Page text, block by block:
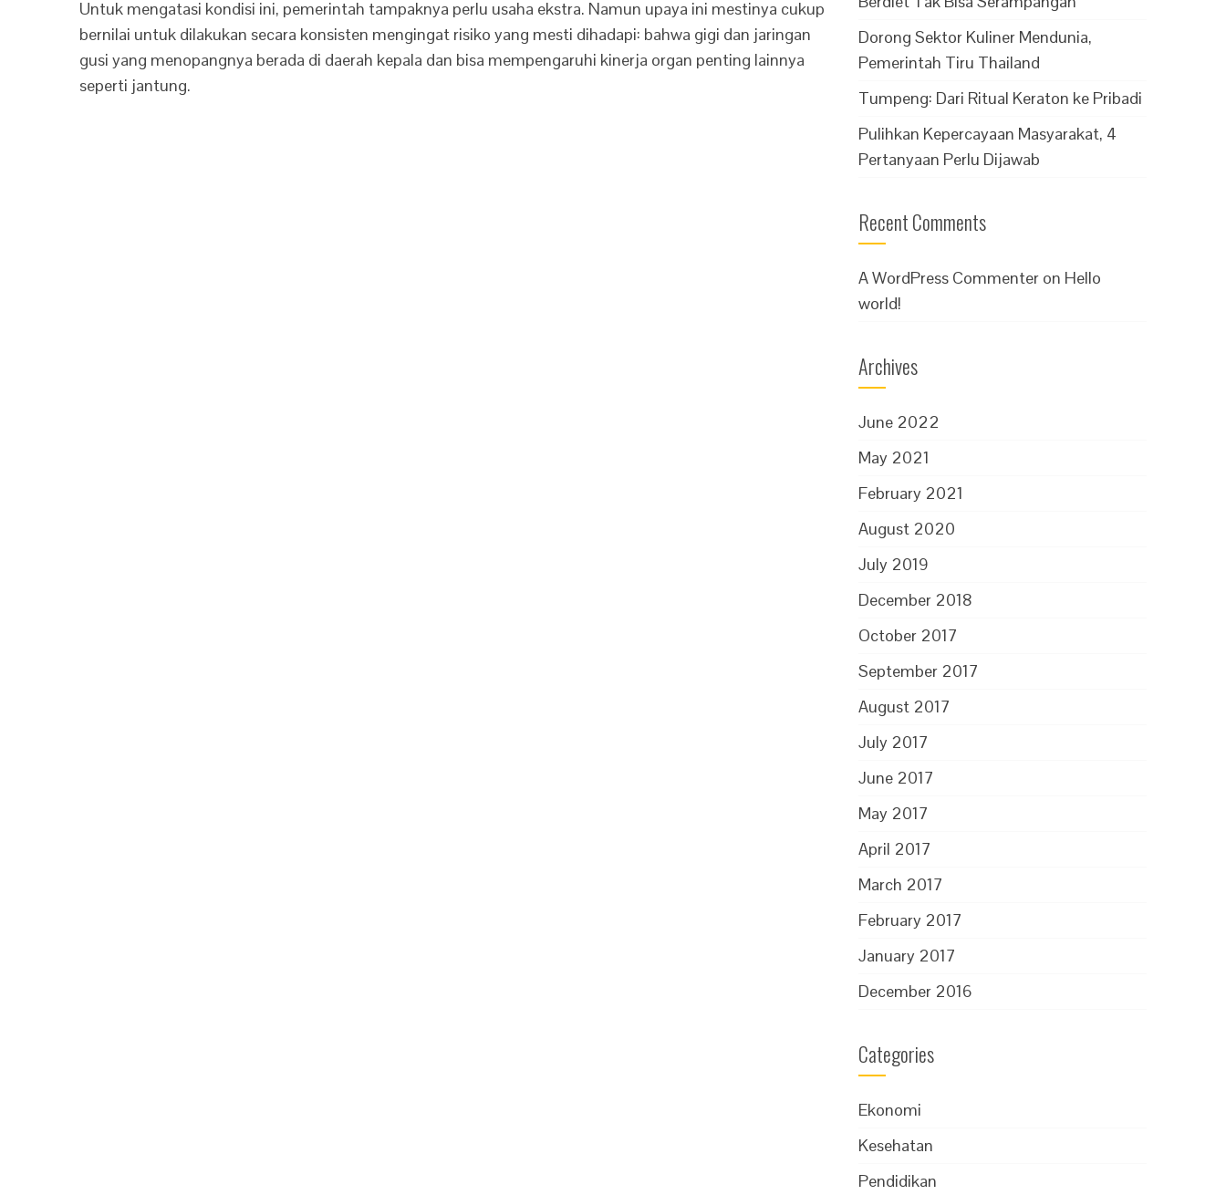
Untuk mengatasi kondisi ini, pemerintah tampaknya perlu usaha ekstra. Namun upaya ini mestinya cukup
bernilai untuk dilakukan secara konsisten mengingat risiko yang mesti dihadapi: bahwa gigi dan jaringan
gusi yang menopangnya berada di daerah kepala dan bisa mempengaruhi kinerja organ penting lainnya
seperti jantung.
Dorong Sektor Kuliner Mendunia,
Pemerintah Tiru Thailand
Tumpeng: Dari Ritual Keraton ke Pribadi
Pulihkan Kepercayaan Masyarakat, 4
Pertanyaan Perlu Dijawab
Recent Comments
A WordPress Commenter on Hello
world!
Archives
June 2022
May 2021
February 2021
August 2020
July 2019
December 2018
October 2017
September 2017
August 2017
July 2017
June 2017
May 2017
April 2017
March 2017
February 2017
January 2017
December 2016
Categories
Ekonomi
Kesehatan
Pendidikan